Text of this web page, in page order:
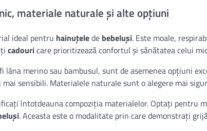
materiale naturale și alte opțiuni
ideal pentru hainuțelede bebeluși. Este moale,
cadouricare prioritizează confortul și sănătatea celui
merino sau bambusul, sunt de asemenea opțiuni
sensibili. Materialele naturale sunt o alegere mai
întotdeauna compoziția materialelor. Optați pentru
. Aceasta este o modalitate prin care demonstrați